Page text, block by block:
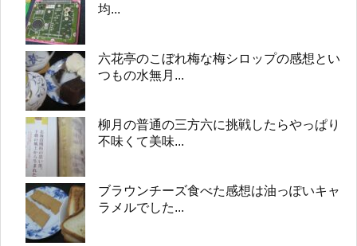
均...
六花亭のこぼれ梅な梅シロップの感想とい
つもの水無月...
柳月の普通の三方六に挑戦したらやっぱり
不味くて美味...
ブラウンチーズ食べた感想は油っぽいキャ
ラメルでした...